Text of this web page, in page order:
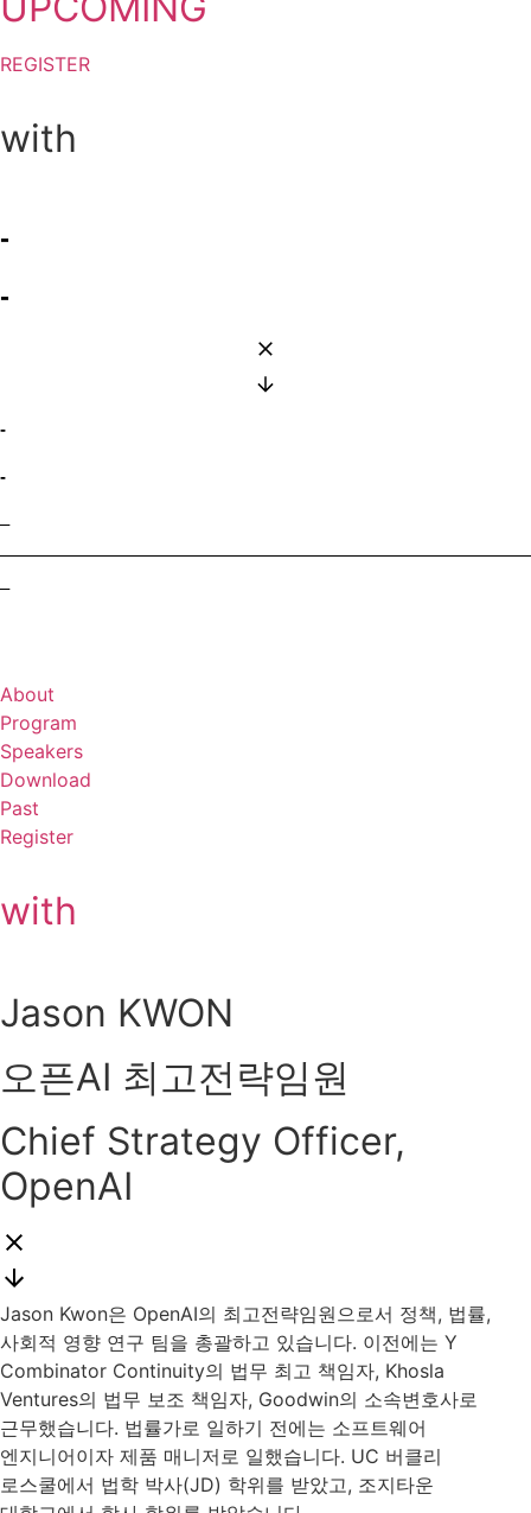
REGISTER
with
-
-
-
-
–
–
About
Program
Speakers
Download
Past
Register
with
Jason KWON
오픈AI 최고전략임원
Chief Strategy Officer,
OpenAI
Jason Kwon은 OpenAI의 최고전략임원으로서 정책, 법률,
사회적 영향 연구 팀을 총괄하고 있습니다. 이전에는 Y
Combinator Continuity의 법무 최고 책임자, Khosla
Ventures의 법무 보조 책임자, Goodwin의 소속변호사로
근무했습니다. 법률가로 일하기 전에는 소프트웨어
엔지니어이자 제품 매니저로 일했습니다. UC 버클리
로스쿨에서 법학 박사(JD) 학위를 받았고, 조지타운